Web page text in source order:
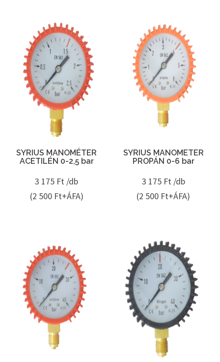
SYRIUS MANOMÉTER
ACETILÉN 0-2,5 bar
3 175 Ft /db
(2 500 Ft+ÁFA)
SYRIUS MANOMETER
PROPÁN 0-6 bar
3 175 Ft /db
(2 500 Ft+ÁFA)